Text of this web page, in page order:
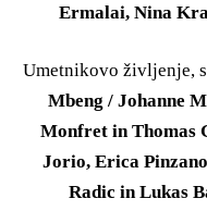
Ermalai, Nina
Umetnikovo življenje,
Mbeng / Johanne
Monfret in Thomas
Jorio, Erica
Radic in Lukas